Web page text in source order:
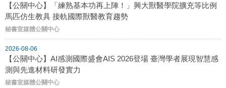
【公關中心】「練熟基本功再上陣！」興大獸醫學院擴充等比例
馬匹仿生教具 接軌國際獸醫教育趨勢
秘書室媒體公關中心
2026-08-06
【公關中心】AI感測國際盛會AIS 2026登場 臺灣學者展現智慧感
測與先進材料研發實力
秘書室媒體公關中心